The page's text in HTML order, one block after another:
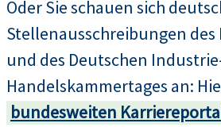
Oder Sie schauen sich
Stellenausschreibungen des
und des Deutschen
Handelskammertages an:
bundesweiten